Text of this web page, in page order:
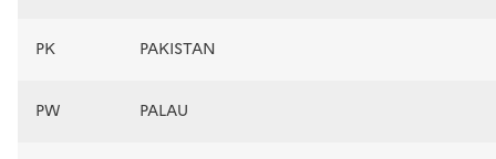
PK PAKISTAN
PW PALAU